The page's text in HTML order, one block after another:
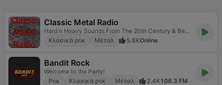
Classic Metal Radio
Hard n Heavy Sounds From The 20th Century & Beyond
Κλασικά ροκ
Μέταλ 5.8KOnline
Bandit Rock
Welcome to the Party!
Ροκ
Κλασικά ροκ Μέταλ 2.4K106.3 FM